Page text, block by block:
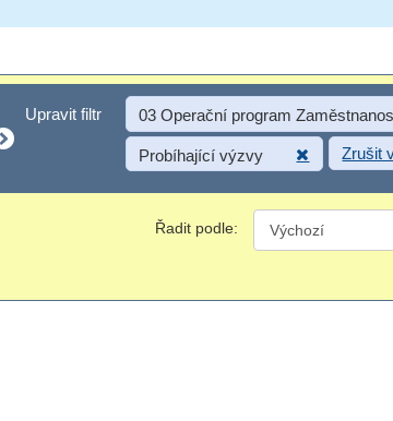
Upravit filtr
Upravit filtr 03 Operační program
Probíhající výzvy Zrušit
Řadit podle: